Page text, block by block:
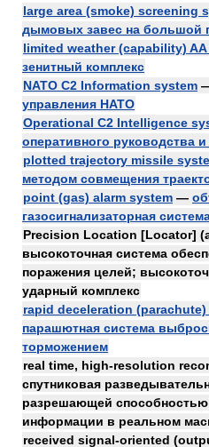
large area (smoke) screening
дымовых завес на большой
limited weather (capability)
зенитный комплекс
NATO C2 Information system
управления НАТО
Operational C2 Intelligence
оперативного руководства
plotted trajectory missile
методом совмещения
point (gas) alarm system —
газосигнализаторная
Precision Location [Locator]
высокоточная система
поражения целей;
ударный комплекс
rapid deceleration
парашютная система
торможением
real time, high-resolution
спутниковая
разрешающей способностью
информации в реальном
received signal-oriented